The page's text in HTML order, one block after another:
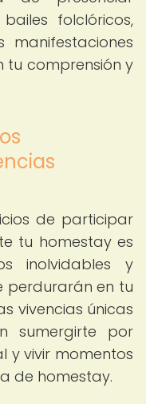
folclóricos,
tu comprensión y
de participar
tu homestay es
inolvidables y
perdurarán en tu
vivencias únicas
sumergirte por
y vivir momentos
de homestay.